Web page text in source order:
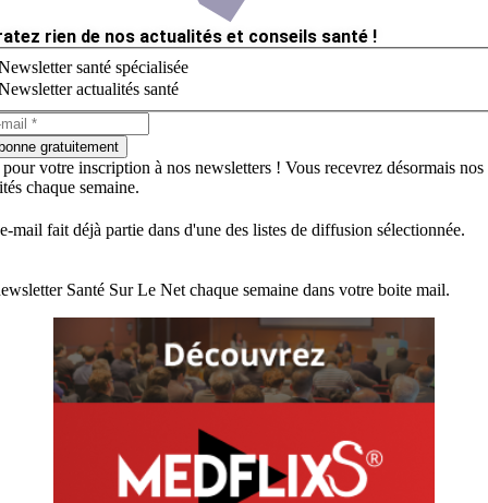
rien de nos actualités et conseils santé !
santé spécialisée
actualités santé
gratuitement
votre inscription à nos newsletters ! Vous recevrez désormais nos
chaque semaine.
mail fait déjà partie dans d'une des listes de diffusion sélectionnée.
Santé Sur Le Net chaque semaine dans votre boite mail.